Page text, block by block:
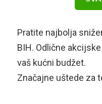
Pratite najbolja
BIH. Odlične
vaš kućni budžet.
Značajne uštede za